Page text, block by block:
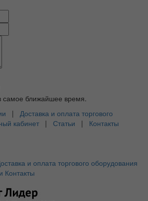
ближайшее время.
| Доставка и оплата торгового
кабинет | Статьи | Контакты
и оплата торгового оборудования
Контакты